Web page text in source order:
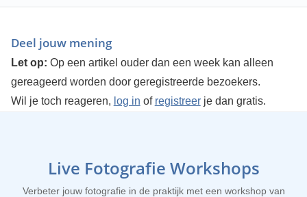
Deel jouw mening
Let op: Op een artikel ouder dan een week kan alleen
gereageerd worden door geregistreerde bezoekers.
Wil je toch reageren, log in of registreerje dan gratis.
Live Fotografie Workshops
Verbeter jouw fotografie in de praktijk met een workshop van